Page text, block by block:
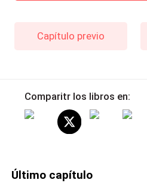
Capítulo previo
Comparitr los libros en:
Último capítulo